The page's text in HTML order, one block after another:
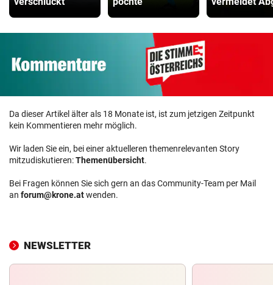
Da dieser Artikel älter als 18 Monate ist, ist zum jetzigen Zeitpunkt
kein Kommentieren mehr möglich.
Wir laden Sie ein, bei einer aktuelleren themenrelevanten Story
mitzudiskutieren:Themenübersicht.
Bei Fragen können Sie sich gern an das Community-Team per Mail
an forum@krone.atwenden.
NEWSLETTER